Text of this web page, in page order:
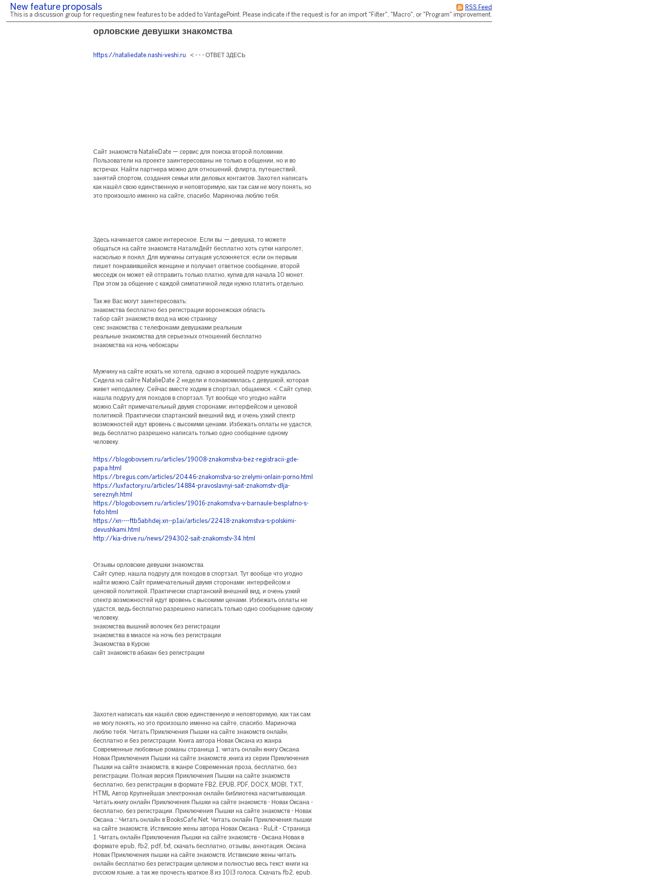
RSS Feed
New feature proposals
This is a discussion group for requesting new features to be added to VantagePoint. Please indicate if the request is for an import "Filter", "Macro", or "Program" improvement.
орловские девушки знакомства
https://nataliedate.nashi-veshi.ru < - - - ОТВЕТ ЗДЕСЬ
Сайт знакомств NatalieDate — сервис для поиска второй половинки.
Пользователи на проекте заинтересованы не только в общении, но и во
встречах. Найти партнера можно для отношений, флирта, путешествий,
занятий спортом, создания семьи или деловых контактов. Захотел написать
как нашёл свою единственную и неповторимую, как так сам не могу понять, но
это произошло именно на сайте, спасибо. Мариночка люблю тебя.
Здесь начинается самое интересное. Если вы — девушка, то можете
общаться на сайте знакомств НаталиДейт бесплатно хоть сутки напролет,
насколько я понял. Для мужчины ситуация усложняется: если он первым
пишет понравившейся женщине и получает ответное сообщение, второй
месседж он может ей отправить только платно, купив для начала 10 монет.
При этом за общение с каждой симпатичной леди нужно платить отдельно.
Так же Вас могут заинтересовать:
знакомства бесплатно без регистрации воронежская область
табор сайт знакомств вход на мою страницу
секс знакомства с телефонами девушками реальным
реальные знакомства для серьезных отношений бесплатно
знакомства на ночь чебоксары
Мужчину на сайте искать не хотела, однако в хорошей подруге нуждалась.
Сидела на сайте NatalieDate 2 недели и познакомилась с девушкой, которая
живет неподалеку. Сейчас вместе ходим в спортзал, общаемся. < Сайт супер,
нашла подругу для походов в спортзал. Тут вообще что угодно найти
можно.Сайт примечательный двумя сторонами: интерфейсом и ценовой
политикой. Практически спартанский внешний вид, и очень узкий спектр
возможностей идут вровень с высокими ценами. Избежать оплаты не удастся,
ведь бесплатно разрешено написать только одно сообщение одному
человеку.
https://blogobovsem.ru/articles/19008-znakomstva-bez-registracii-gde-
papa.html
https://bregus.com/articles/20446-znakomstva-so-zrelymi-onlain-porno.html
https://luxfactory.ru/articles/14884-pravoslavnyi-sait-znakomstv-dlja-
sereznyh.html
https://blogobovsem.ru/articles/19016-znakomstva-v-barnaule-besplatno-s-
foto.html
https://xn----ftb5abhdej.xn--p1ai/articles/22418-znakomstva-s-polskimi-
devushkami.html
http://kia-drive.ru/news/294302-sait-znakomstv-34.html
Отзывы орловские девушки знакомства
Сайт супер, нашла подругу для походов в спортзал. Тут вообще что угодно
найти можно.Сайт примечательный двумя сторонами: интерфейсом и
ценовой политикой. Практически спартанский внешний вид, и очень узкий
спектр возможностей идут вровень с высокими ценами. Избежать оплаты не
удастся, ведь бесплатно разрешено написать только одно сообщение одному
человеку.
знакомства вышний волочек без регистрации
знакомства в миассе на ночь без регистрации
Знакомства в Курске
сайт знакомств абакан без регистрации
Захотел написать как нашёл свою единственную и неповторимую, как так сам
не могу понять, но это произошло именно на сайте, спасибо. Мариночка
люблю тебя. Читать Приключения Пышки на сайте знакомств онлайн,
бесплатно и без регистрации. Книга автора Новак Оксана из жанра
Современные любовные романы страница 1. читать онлайн книгу Оксана
Новак Приключения Пышки на сайте знакомств ,книга из серии Приключения
Пышки на сайте знакомств, в жанре Современная проза, бесплатно, без
регистрации. Полная версия Приключения Пышки на сайте знакомств
бесплатно, без регистрации в формате FB2, EPUB, PDF, DOCX, MOBI, TXT,
HTML Автор Крупнейшая электронная онлайн библиотека насчитывающая.
Читать книгу онлайн Приключения Пышки на сайте знакомств - Новак Оксана -
бесплатно, без регистрации. Приключения Пышки на сайте знакомств - Новак
Оксана :: Читать онлайн в BooksCafe.Net. Читать онлайн Приключения пышки
на сайте знакомств. Иствикские жены автора Новак Оксана - RuLit - Страница
1. Читать онлайн Приключения Пышки на сайте знакомств - Оксана Новак в
формате epub, fb2, pdf, txt, скачать бесплатно, отзывы, аннотация. Оксана
Новак Приключения пышки на сайте знакомств. Иствикские жены читать
онлайн бесплатно без регистрации целиком и полностью весь текст книги на
русском языке, а так же прочесть краткое.8 из 10|3 голоса. Скачать fb2, epub.